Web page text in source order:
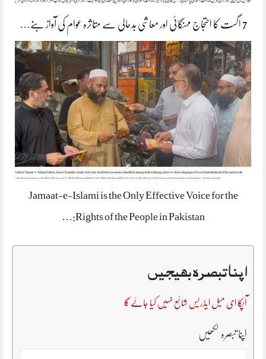
7 اگست کا احتجاج مہنگائی اور معاشی بدحالی سے متاثرہ عوام کی آواز بنے…
Jamaat-e-Islami is the Only Effective Voice for the
Rights of the People in Pakistan:…
اپنا تبصرہ بھیجیں
آپکا ای میل ایڈریس شائع نہیں کیا جائے گا
اپنا تبصرہ لکھیں